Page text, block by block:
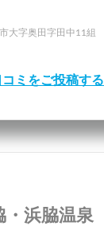
大字奥田字田中11組
コミをご投稿する
・浜脇温泉